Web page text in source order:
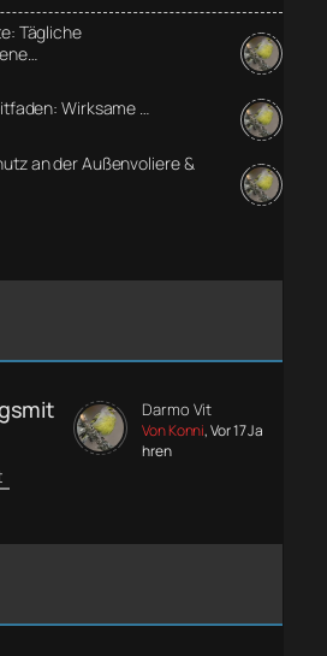
Tägliche
Wirksame …
an der Außenvoliere &
Darmo Vit
Von Konni, Vor 17 Ja
hren